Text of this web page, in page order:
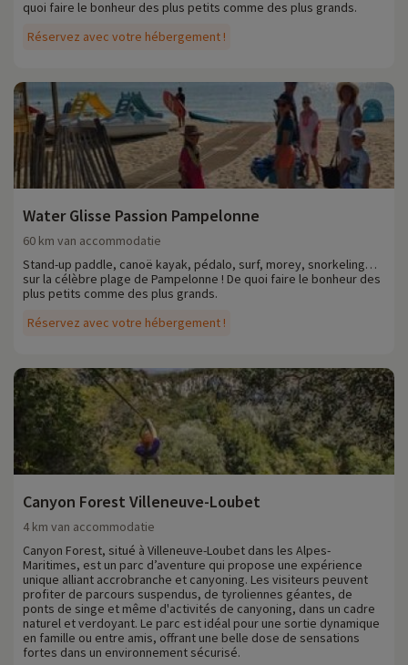
Réservez avec votre hébergement !
quoi faire le bonheur des plus petits comme des plus grands.
Water Glisse Passion Pampelonne
Réservez avec votre hébergement !
60 km van accommodatie
Stand-up paddle, canoë kayak, pédalo, surf, morey, snorkeling…
sur la célèbre plage de Pampelonne ! De quoi faire le bonheur des
plus petits comme des plus grands.
Canyon Forest Villeneuve-Loubet
4 km van accommodatie
Canyon Forest, situé à Villeneuve-Loubet dans les Alpes-
Maritimes, est un parc d’aventure qui propose une expérience
unique alliant accrobranche et canyoning. Les visiteurs peuvent
profiter de parcours suspendus, de tyroliennes géantes, de
ponts de singe et même d'activités de canyoning, dans un cadre
naturel et verdoyant. Le parc est idéal pour une sortie dynamique
en famille ou entre amis, offrant une belle dose de sensations
fortes dans un environnement sécurisé.